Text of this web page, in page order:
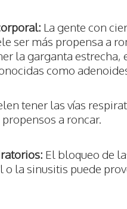
La gente con
ser más propensa a
la garganta
como
tener las vías
a roncar.
El bloqueo de
o la sinusitis puede